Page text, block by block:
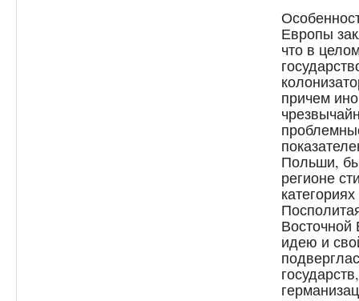
Европы
что в
причем
Польши,
регионе
идею и